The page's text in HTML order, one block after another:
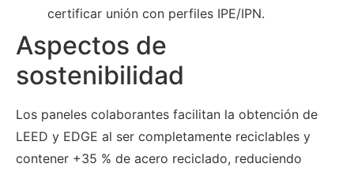
certificar unión con perfiles IPE/IPN.
Aspectos de
sostenibilidad
Los paneles colaborantes facilitan la obtención de
LEED y EDGE al ser completamente reciclables y
contener +35 % de acero reciclado, reduciendo